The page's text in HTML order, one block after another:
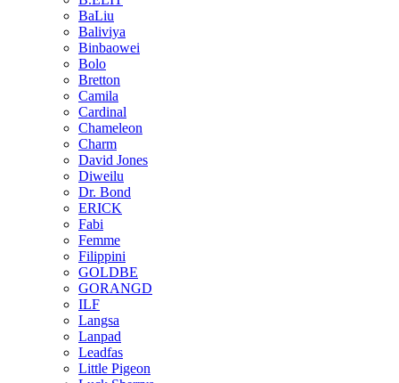
BaLiu
Baliviya
Binbaowei
Bolo
Bretton
Camila
Cardinal
Chameleon
Charm
David Jones
Diweilu
Dr. Bond
ERICK
Fabi
Femme
Filippini
GOLDBE
GORANGD
ILF
Langsa
Lanpad
Leadfas
Little Pigeon